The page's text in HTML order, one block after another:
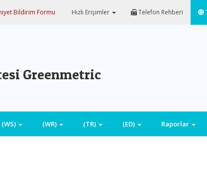
Bildirim Formu Hızlı Erişimler Telefon Rehberi
Greenmetric
(WS) (WR) (TR) (ED) Raporlar